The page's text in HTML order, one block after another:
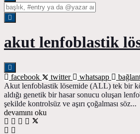
akut lenfoblastik
facebook twitter whatsapp
Akut lenfoblastik lösemide (ALL) tek bir
aldığı genetik bir hasar sonucu oluşan
şekilde kontrolsüz ve aşırı çoğalması söz...
devamını oku